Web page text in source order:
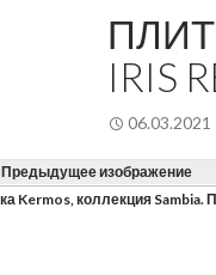
IRIS
06.03.2021
Предыдущее изображение